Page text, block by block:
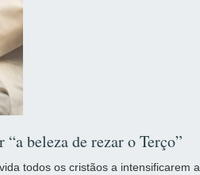
beleza de rezar o Terço”
todos os cristãos a intensificarem a